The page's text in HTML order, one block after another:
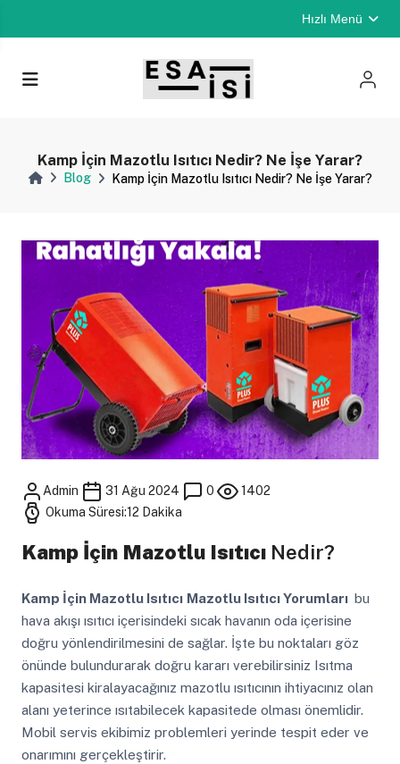
Hızlı Menü
Kamp İçin Mazotlu Isıtıcı Nedir? Ne İşe Yarar?
Blog Kamp İçin Mazotlu Isıtıcı Nedir? Ne İşe Yarar?
Admin 31 Ağu 2024 0
1402
Okuma Süresi:12 Dakika
Kamp İçin Mazotlu IsıtıcıNedir?
Kamp İçin Mazotlu Isıtıcı Mazotlu Isıtıcı Yorumları bu
hava akışı ısıtıcı içerisindeki sıcak havanın oda içerisine
doğru yönlendirilmesini de sağlar. İşte bu noktaları göz
önünde bulundurarak doğru kararı verebilirsiniz Isıtma
kapasitesi kiralayacağınız mazotlu ısıtıcının ihtiyacınız olan
alanı yeterince ısıtabilecek kapasitede olması önemlidir.
Mobil servis ekibimiz problemleri yerinde tespit eder ve
onarımını gerçekleştirir.